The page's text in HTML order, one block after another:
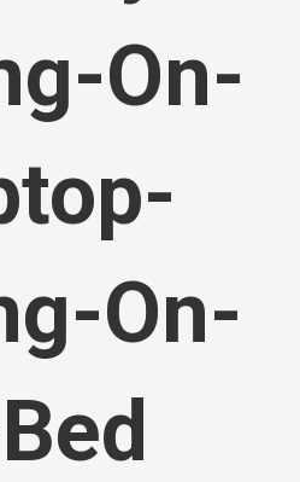
On-
On-